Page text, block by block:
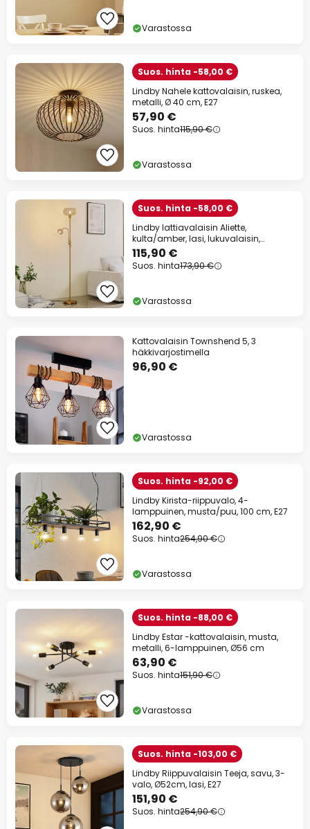
Varastossa
Suos. hinta -58,00 €
Lindby Nahele kattovalaisin, ruskea,
metalli, Ø 40 cm, E27
57,90 €
Suos. hinta115,90 €
Varastossa
Suos. hinta -58,00 €
Lindby lattiavalaisin Aliette,
kulta/amber, lasi, lukuvalaisin,
lukuvalo
115,90 €
Suos. hinta173,90 €
Varastossa
Kattovalaisin Townshend 5, 3
häkkivarjostimella
96,90 €
Varastossa
Suos. hinta -92,00 €
Lindby Kirista-riippuvalo, 4-
lamppuinen, musta/puu, 100 cm, E27
162,90 €
Suos. hinta254,90 €
Varastossa
Suos. hinta -88,00 €
Lindby Estar -kattovalaisin, musta,
metalli, 6-lamppuinen, Ø56 cm
63,90 €
Suos. hinta151,90 €
Varastossa
Suos. hinta -103,00 €
Lindby Riippuvalaisin Teeja, savu, 3-
valo, Ø52cm, lasi, E27
151,90 €
Suos. hinta254,90 €